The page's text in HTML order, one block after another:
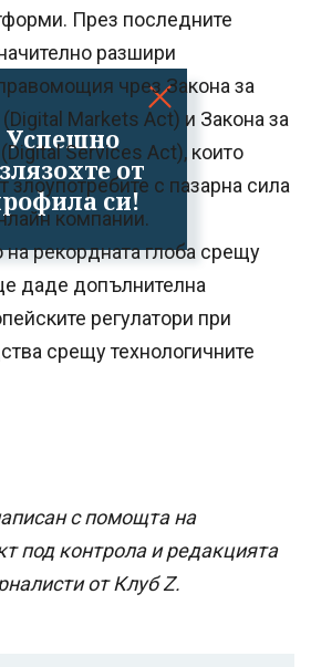
Успешно
от
си!
През последните
разшири
чрез Закона за
Markets Act) и Закона за
Services Act), които
злоупотребите с пазарна сила
компании.
рекордната глоба срещу
даде допълнителна
регулатори при
срещу технологичните
с помощта на
под контрола и редакцията
от Клуб Z.